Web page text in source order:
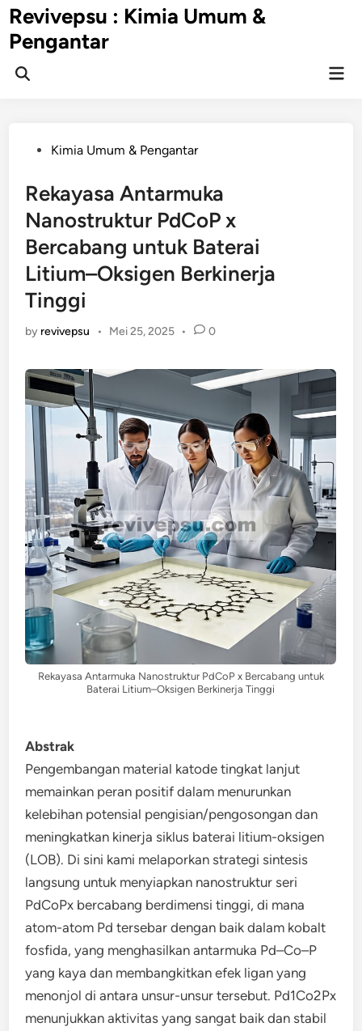
Skip
to
content
Revivepsu : Kimia Umum &
Pengantar
Open
PostedKimia Umum & Pengantar
Rekayasa Antarmuka
Nanostruktur PdCoP x
Bercabang untuk Baterai
Litium–Oksigen Berkinerja
Tinggi
by revivepsu • Mei 25, 2025 • 0
Rekayasa Antarmuka Nanostruktur PdCoP x Bercabang untuk
Baterai Litium–Oksigen Berkinerja Tinggi
Abstrak
Pengembangan material katode tingkat lanjut
memainkan peran positif dalam menurunkan
kelebihan potensial pengisian/pengosongan dan
meningkatkan kinerja siklus baterai litium-oksigen
(LOB). Di sini kami melaporkan strategi sintesis
langsung untuk menyiapkan nanostruktur seri
PdCoPx bercabang berdimensi tinggi, di mana
atom-atom Pd tersebar dengan baik dalam kobalt
fosfida, yang menghasilkan antarmuka Pd–Co–P
yang kaya dan membangkitkan efek ligan yang
menonjol di antara unsur-unsur tersebut. Pd1Co2Px
menunjukkan aktivitas yang sangat baik dan stabil